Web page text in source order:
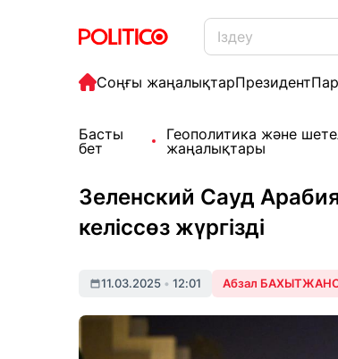
Соңғы жаңалықтарПрезидент
Басты
бет
Геополитика және
жаңалықтары
Зеленский Сауд
келіссөз жүргізді
11.03.2025 • 12:01 Абзал